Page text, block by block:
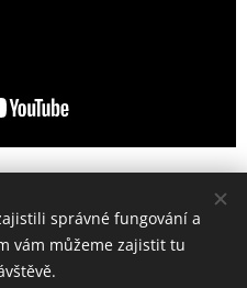
správné fungování a
vám můžeme zajistit tu